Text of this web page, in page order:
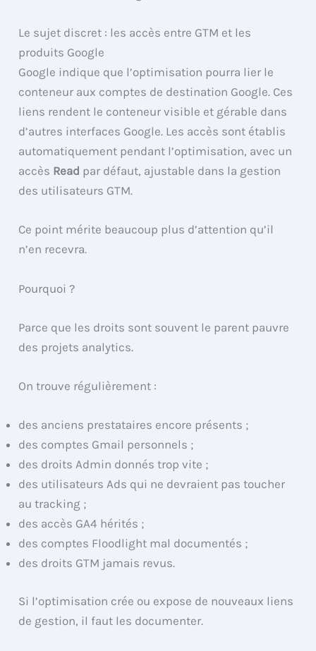
Le sujet discret : les accès entre GTM et les
produits Google
Google indique que l’optimisation pourra lier le
conteneur aux comptes de destination Google. Ces
liens rendent le conteneur visible et gérable dans
d’autres interfaces Google. Les accès sont établis
automatiquement pendant l’optimisation, avec un
accès Read par défaut, ajustable dans la gestion
des utilisateurs GTM.
Ce point mérite beaucoup plus d’attention qu’il
n’en recevra.
Pourquoi ?
Parce que les droits sont souvent le parent pauvre
des projets analytics.
On trouve régulièrement :
des anciens prestataires encore présents ;
des comptes Gmail personnels ;
des droits Admin donnés trop vite ;
des utilisateurs Ads qui ne devraient pas toucher
au tracking ;
des accès GA4 hérités ;
des comptes Floodlight mal documentés ;
des droits GTM jamais revus.
Si l’optimisation crée ou expose de nouveaux liens
de gestion, il faut les documenter.